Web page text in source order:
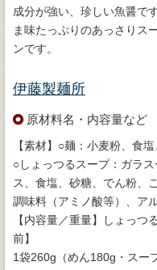
成分が強い、珍しい魚醤で
ま味たっぷりのあっさりス
ンです。
伊藤製麺所
原材料名・内容量など
【素材】○麺：小麦粉、食
○しょっつるスープ：ガラ
ス、食塩、砂糖、でん粉、
調味料（アミノ酸等）、ア
【内容量／重量】しょっ
前】
1袋260g（めん180g・スー